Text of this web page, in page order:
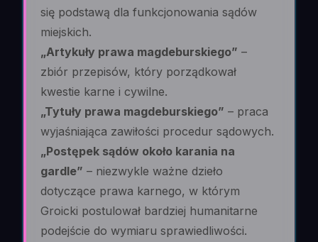
się podstawą dla funkcjonowania sądów
miejskich.
„Artykuły prawa magdeburskiego” –
zbiór przepisów, który porządkował
kwestie karne i cywilne.
„Tytuły prawa magdeburskiego” – praca
wyjaśniająca zawiłości procedur sądowych.
„Postępek sądów około karania na
gardle” – niezwykle ważne dzieło
dotyczące prawa karnego, w którym
Groicki postulował bardziej humanitarne
podejście do wymiaru sprawiedliwości.